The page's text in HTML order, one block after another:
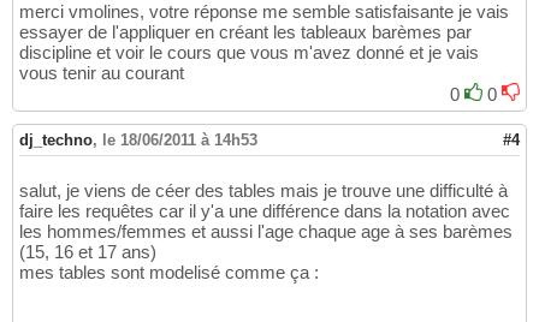
merci vmolines, votre réponse me semble satisfaisante je vais
essayer de l'appliquer en créant les tableaux barèmes par
discipline et voir le cours que vous m'avez donné et je vais
vous tenir au courant
0
0
dj_techno, le 18/06/2011 à 14h53 #4
salut, je viens de céer des tables mais je trouve une difficulté à
faire les requêtes car il y'a une différence dans la notation avec
les hommes/femmes et aussi l'age chaque age à ses barèmes
(15, 16 et 17 ans)
mes tables sont modelisé comme ça :